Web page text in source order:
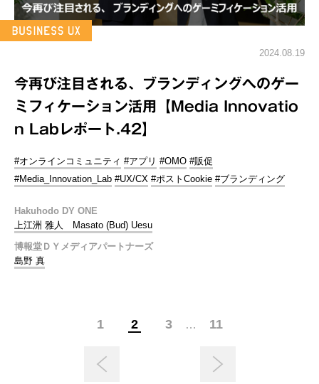
2024.08.19
今再び注目される、ブランディングへのゲー
ミフィケーション活用【Media Innovatio
n Labレポート.42】
#オンラインコミュニティ #アプリ #OMO #販促
#Media_Innovation_Lab #UX/CX #ポストCookie #ブランディング
Hakuhodo DY ONE
上江洲 雅人 Masato (Bud) Uesu
博報堂ＤＹメディアパートナーズ
島野 真
1 2 3 … 11